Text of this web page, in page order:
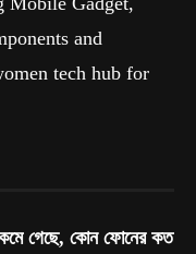
and
tech hub for
কমে গেছে, কোন ফোনের কত